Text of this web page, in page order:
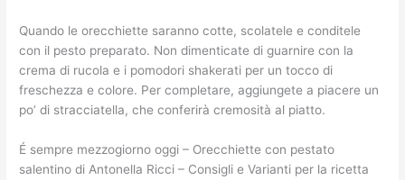
Quando le orecchiette saranno cotte, scolatele e conditele
con il pesto preparato. Non dimenticate di guarnire con la
crema di rucola e i pomodori shakerati per un tocco di
freschezza e colore. Per completare, aggiungete a piacere un
po’ di stracciatella, che conferirà cremosità al piatto.
É sempre mezzogiorno oggi – Orecchiette con pestato
salentino di Antonella Ricci – Consigli e Varianti per la ricetta